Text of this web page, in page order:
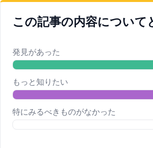
この記事の内容について
発見があった
もっと知りたい
特にみるべきものがなかった